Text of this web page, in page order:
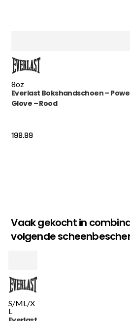
8oz
Everlast Bokshandschoen –
Glove – Rood
199.99
Vaak gekocht in
volgende
S/ML/X
L